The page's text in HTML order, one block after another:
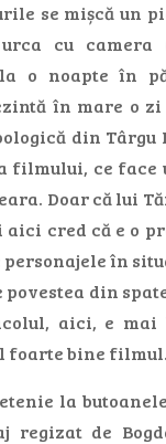
se mișcă un
cu camera
o noapte în
în mare o
din Târgu
filmului, ce face
Doar că lui
aici cred că e o
în
din
aici, e
foarte bine filmul.
la
regizat de